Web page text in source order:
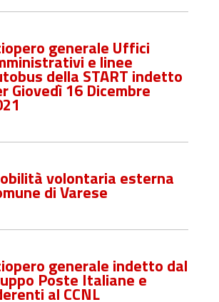
generale Uffici
e linee
della START indetto
Giovedì 16 Dicembre
volontaria esterna
di Varese
generale indetto dal
Poste Italiane e
al CCNL